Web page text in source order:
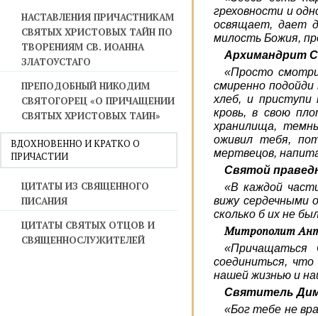
НАСТАВЛЕНИЯ ПРИЧАСТНИКАМ
СВЯТЫХ ХРИСТОВЫХ ТАЙН ПО
ТВОРЕНИЯМ СВ. ИОАННА
ЗЛАТОУСТАГО
ПРЕПОДОБНЫЙ НИКОДИМ
СВЯТОГОРЕЦ «О ПРИЧАЩЕНИИ
СВЯТЫХ ХРИСТОВЫХ ТАИН»
ВДОХНОВЕННО И КРАТКО О
ПРИЧАСТИИ
ЦИТАТЫ ИЗ СВЯЩЕННОГО
ПИСАНИЯ
ЦИТАТЫ СВЯТЫХ ОТЦОВ И
СВЯЩЕННОСЛУЖИТЕЛЕЙ
греховности и
освящает, дает
милость Божия,
Архимандрит
«Просто
смиренно
хлеб, и
кровь, в свою
хранилища,
оживил тебя,
мертвецов,
Святой
«В каждой
вижу сердечными
сколько б их не
Митрополит
соединиться,
нашей жизнью и
Святитель
«Бог тебе не